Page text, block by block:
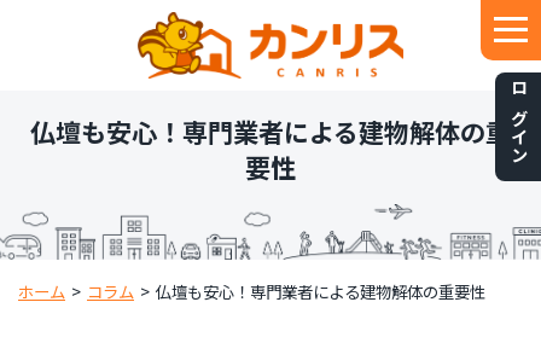
ログイン
仏壇も安心！専門業者による建物解体の重
要性
ホーム > コラム > 仏壇も安心！専門業者による建物解体の重要性